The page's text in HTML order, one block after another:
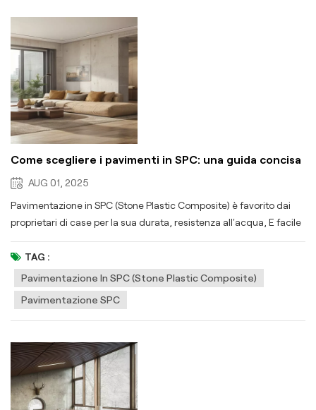
Come scegliere i pavimenti in SPC: una guida concisa
AUG 01, 2025
Pavimentazione in SPC (Stone Plastic Composite) è favorito dai
proprietari di case per la sua durata, resistenza all'acqua, E facile
manutenzioneQuesta guida ti aiuterà a scegliere quello giusto.
Cosa rende speciale la pavimentazione SPC La pavimentazione
SPC ha un nucleo rigido (polvere di calcare + PVC), più resistente
del vinile tradizionale. I suoi strati: Strato protettivo antiusura:
resiste a graffi e macchie Strato decorativo: effetti visivi realistici
di legno/pietra Nucleo SPC rigido: garantisce stabilità Spesso
include sottofondo attaccato per comodità Vantaggi principali:
100% impermeabile, ottimo per case con animali
domestici/bambini, installazione a scattoe richiede poca
manutenzione. Scegliere il pavimento SPC giusto Spessore: 3,2
TAG :
Pavimentazione In SPC (Stone Plastic Composite)
Pavimentazione SPC